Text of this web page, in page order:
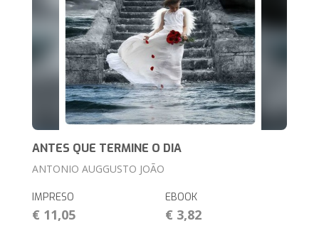
ANTES QUE TERMINE O DIA
ANTONIO AUGGUSTO JOÃO
IMPRESO
€ 11,05
EBOOK
€ 3,82